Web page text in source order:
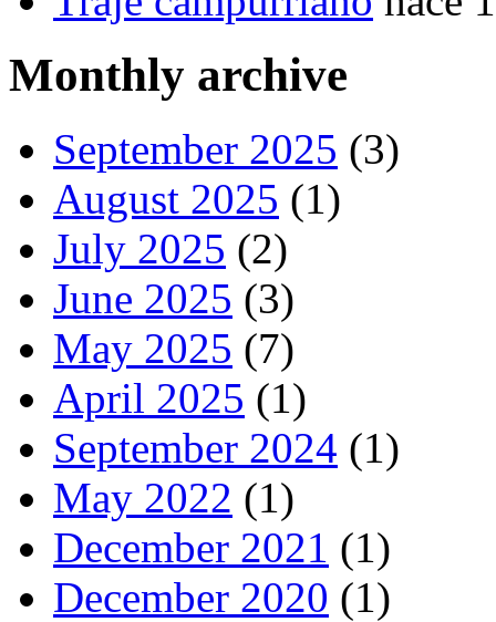
Monthly archive
September 2025 (3)
August 2025 (1)
July 2025 (2)
June 2025 (3)
May 2025 (7)
April 2025 (1)
September 2024 (1)
May 2022 (1)
December 2021 (1)
December 2020 (1)